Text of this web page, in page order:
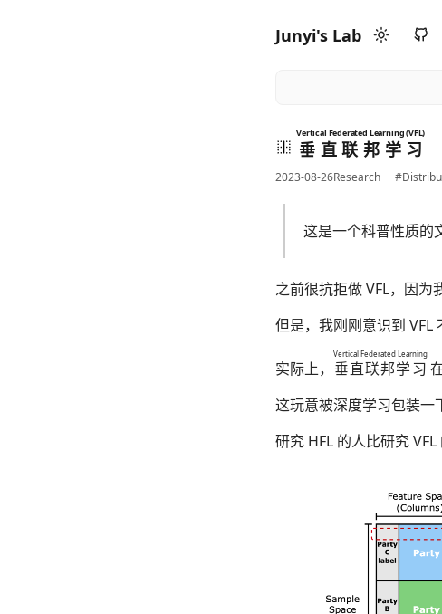
Junyi's Lab
垂直联邦学习
Vertical Federated Learning (VFL)
2023-08-26Research
这是一个科普性质的
之前很抗拒做 VFL，因为
但是，我刚刚意识到 VFL
实际上， 垂直联邦学习
Vertical Federated Learning
这玩意被深度学习包装一
研究 HFL 的人比研究 VFL